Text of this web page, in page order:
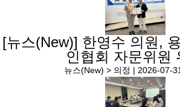
[뉴스(New)] 한영수 의원,
인협회 자문위원
뉴스(New) > 의정 | 2026-07-